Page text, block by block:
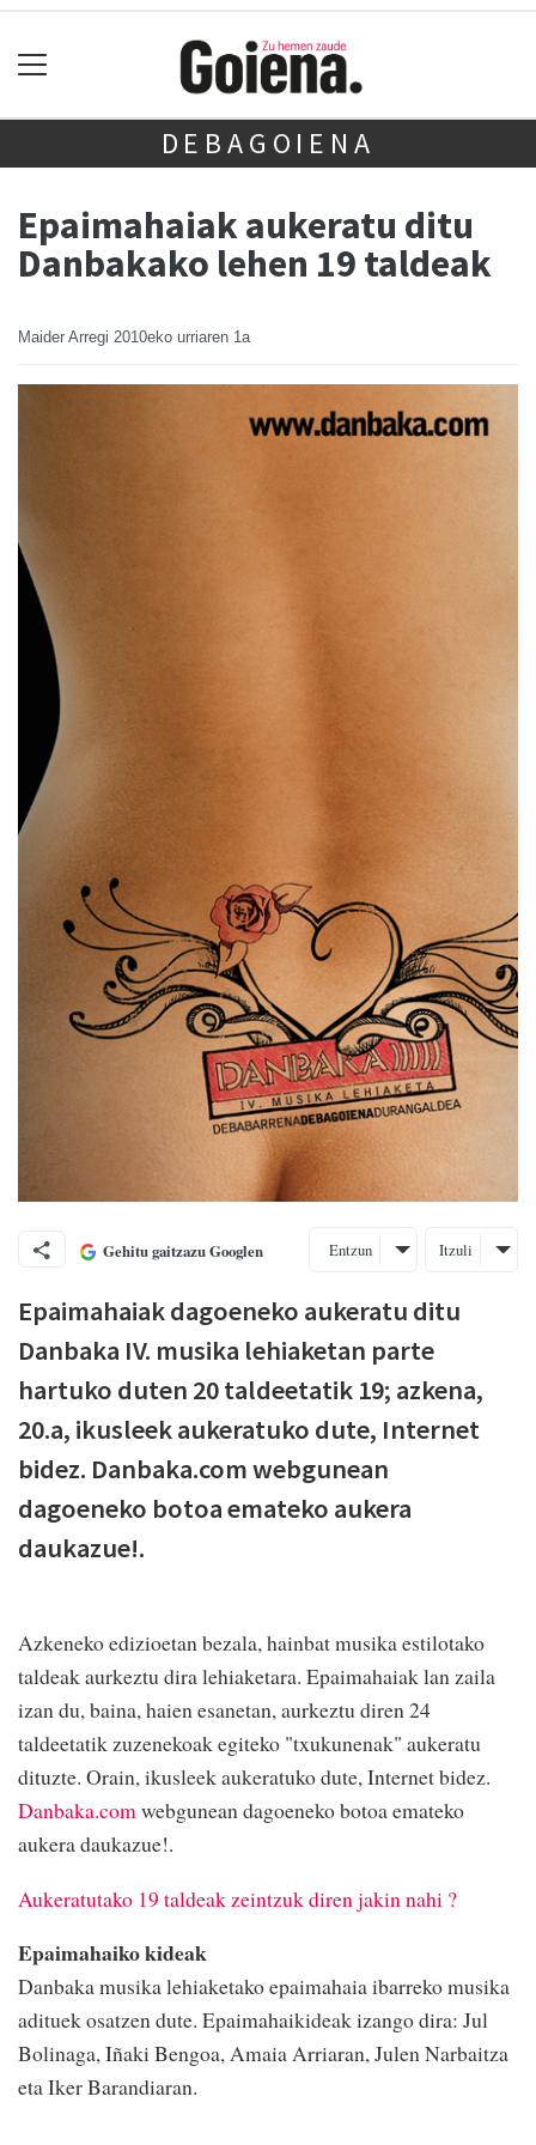
DEBAGOIENA
Epaimahaiak aukeratu ditu
Danbakako lehen 19 taldeak
Maider Arregi 2010eko urriaren 1a
Gehitu gaitzazu Googlen Entzun Itzuli
Epaimahaiak dagoeneko aukeratu ditu
Danbaka IV. musika lehiaketan parte
hartuko duten 20 taldeetatik 19; azkena,
20.a, ikusleek aukeratuko dute, Internet
bidez. Danbaka.com webgunean
dagoeneko botoa emateko aukera
daukazue!.
Azkeneko edizioetan bezala, hainbat musika estilotako
taldeak aurkeztu dira lehiaketara. Epaimahaiak lan zaila
izan du, baina, haien esanetan, aurkeztu diren 24
taldeetatik zuzenekoak egiteko "txukunenak" aukeratu
dituzte. Orain, ikusleek aukeratuko dute, Internet bidez.
Danbaka.comwebgunean dagoeneko botoa emateko
aukera daukazue!.
Aukeratutako 19 taldeak zeintzuk diren jakin nahi ?
Epaimahaiko kideak
Danbaka musika lehiaketako epaimahaia ibarreko musika
adituek osatzen dute. Epaimahaikideak izango dira: Jul
Bolinaga, Iñaki Bengoa, Amaia Arriaran, Julen Narbaitza
eta Iker Barandiaran.